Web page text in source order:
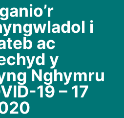
i
ac
y
Nghymru
19 – 17